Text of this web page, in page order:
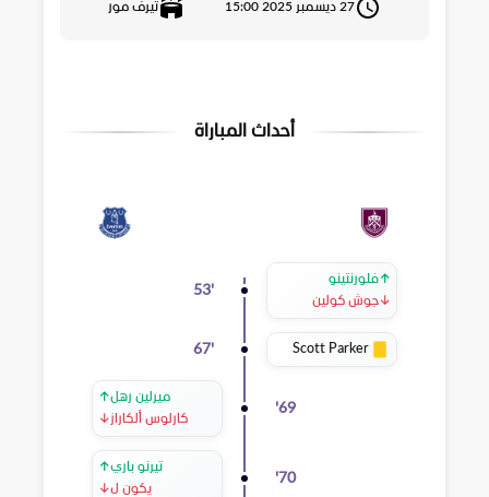
27 ديسمبر 2025 15:00 تيرف مور
أحداث المباراة
↑فلورنتينو
↓جوش كولين
53'
Scott Parker
67'
69
'
↑ميرلين رهل
↓كارلوس ألكاراز
70
'
↑تيرنو باري
↓يكون ل